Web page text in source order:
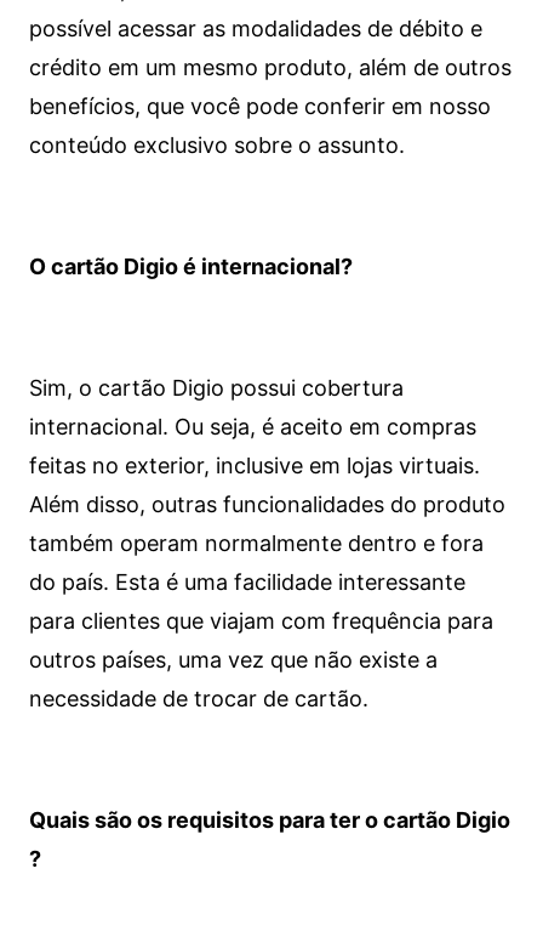
possível acessar as modalidades de débito e
crédito em um mesmo produto, além de outros
benefícios, que você pode conferir em nosso
conteúdo exclusivo sobre o assunto.
O cartão Digio é internacional?
Sim, o cartão Digio possui cobertura
internacional. Ou seja, é aceito em compras
feitas no exterior, inclusive em lojas virtuais.
Além disso, outras funcionalidades do produto
também operam normalmente dentro e fora
do país. Esta é uma facilidade interessante
para clientes que viajam com frequência para
outros países, uma vez que não existe a
necessidade de trocar de cartão.
Quais são os requisitos para ter o cartão Digio
?